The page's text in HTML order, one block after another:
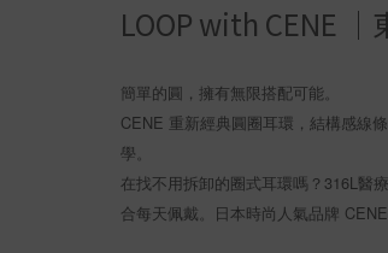
LOOP with CENE
簡單的圓，擁有無限搭配可能。
CENE 重新經典圓圈耳環，結構感線
學。
在找不用拆卸的圈式耳環嗎？316L醫
合每天佩戴。日本時尚人氣品牌 CENE